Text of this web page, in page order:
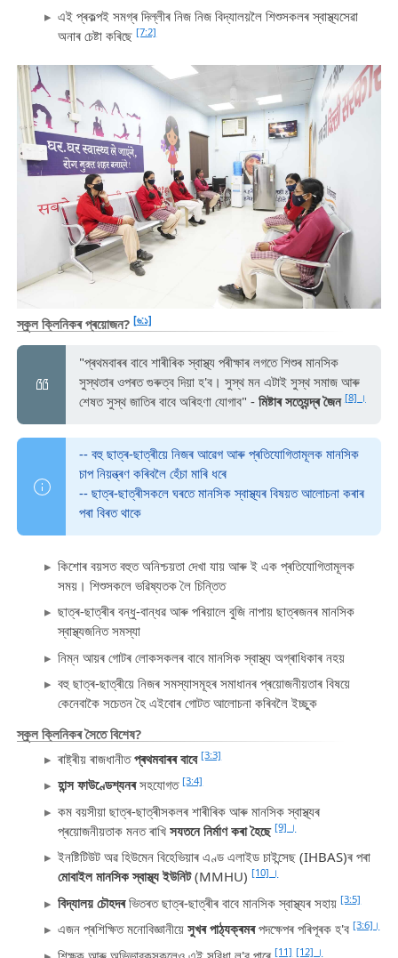
এই প্ৰকল্পই সমগ্ৰ দিল্লীৰ নিজ নিজ বিদ্যালয়লৈ শিশুসকলৰ স্বাস্থ্যসেৱা
অনাৰ চেষ্টা কৰিছে [7:2]
স্কুল ক্লিনিকৰ প্ৰয়োজন? [৬:১]
"প্ৰথমবাৰৰ বাবে শাৰীৰিক স্বাস্থ্য পৰীক্ষাৰ লগতে শিশুৰ মানসিক
সুস্থতাৰ ওপৰত গুৰুত্ব দিয়া হ'ব। সুস্থ মন এটাই সুস্থ সমাজ আৰু
শেষত সুস্থ জাতিৰ বাবে অৰিহণা যোগাব" - মিষ্টাৰ সত্যেন্দ্ৰ জৈন [8] ।
-- বহু ছাত্ৰ-ছাত্ৰীয়ে নিজৰ আৱেগ আৰু প্ৰতিযোগিতামূলক মানসিক
চাপ নিয়ন্ত্ৰণ কৰিবলৈ হেঁচা মাৰি ধৰে
-- ছাত্ৰ-ছাত্ৰীসকলে ঘৰতে মানসিক স্বাস্থ্যৰ বিষয়ত আলোচনা কৰাৰ
পৰা বিৰত থাকে
কিশোৰ বয়সত বহুত অনিশ্চয়তা দেখা যায় আৰু ই এক প্ৰতিযোগিতামূলক
সময়। শিশুসকলে ভৱিষ্যতক লৈ চিন্তিত
ছাত্ৰ-ছাত্ৰীৰ বন্ধু-বান্ধৱ আৰু পৰিয়ালে বুজি নাপায় ছাত্ৰজনৰ মানসিক
স্বাস্থ্যজনিত সমস্যা
নিম্ন আয়ৰ গোটৰ লোকসকলৰ বাবে মানসিক স্বাস্থ্য অগ্ৰাধিকাৰ নহয়
বহু ছাত্ৰ-ছাত্ৰীয়ে নিজৰ সমস্যাসমূহৰ সমাধানৰ প্ৰয়োজনীয়তাৰ বিষয়ে
কেনেবাকৈ সচেতন হৈ এইবোৰ গোটত আলোচনা কৰিবলৈ ইচ্ছুক
স্কুল ক্লিনিকৰ সৈতে বিশেষ?
ৰাষ্ট্ৰীয় ৰাজধানীতপ্ৰথমবাৰৰ বাবে [3:3]
হান্স ফাউণ্ডেশ্যনৰসহযোগত [3:4]
কম বয়সীয়া ছাত্ৰ-ছাত্ৰীসকলৰ শাৰীৰিক আৰু মানসিক স্বাস্থ্যৰ
প্ৰয়োজনীয়তাক মনত ৰাখিসযতনে নিৰ্মাণ কৰা হৈছে [9] ।
ইনষ্টিটিউট অৱ হিউমেন বিহেভিয়াৰ এণ্ড এলাইড চাইন্সেছ (IHBAS)ৰ পৰা
মোবাইল মানসিক স্বাস্থ্য ইউনিট(MMHU) [10] ।
বিদ্যালয় চৌহদৰভিতৰত ছাত্ৰ-ছাত্ৰীৰ বাবে মানসিক স্বাস্থ্যৰ সহায় [3:5]
এজন প্ৰশিক্ষিত মনোবিজ্ঞানীয়েসুখৰ পাঠ্যক্ৰমৰপদক্ষেপৰ পৰিপূৰক হ'ব [3:6]।
[11] [12] ।